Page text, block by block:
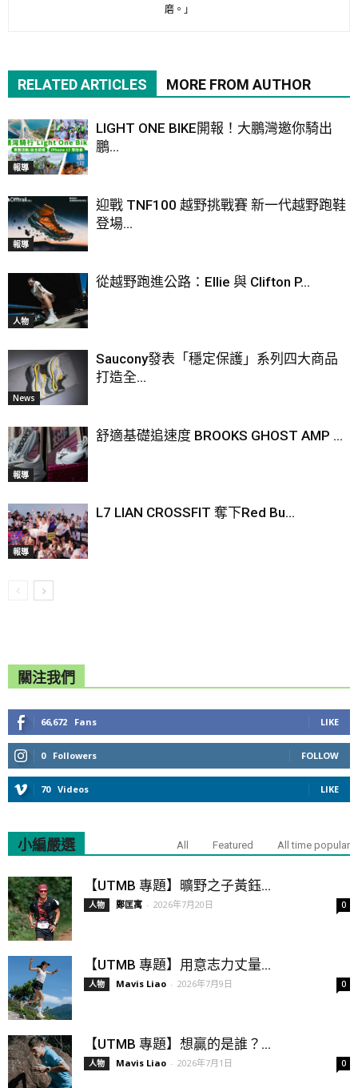
磨。」
RELATED ARTICLES MORE FROM AUTHOR
報導
LIGHT ONE BIKE開報！大鵬灣邀你騎出
鵬...
報導
迎戰 TNF100 越野挑戰賽 新一代越野跑鞋
登場...
人物
從越野跑進公路：Ellie 與 Clifton P...
News
Saucony發表「穩定保護」系列四大商品
打造全...
報導
舒適基礎追速度 BROOKS GHOST AMP ...
報導
L7 LIAN CROSSFIT 奪下Red Bu...
關注我們
66,672 Fans LIKE
0 Followers FOLLOW
70 Videos LIKE
小編嚴選 All Featured All time popular
【UTMB 專題】曠野之子黃鈺...
人物 鄭匡寓 - 2026年7月20日 0
【UTMB 專題】用意志力丈量...
人物 Mavis Liao - 2026年7月9日 0
【UTMB 專題】想贏的是誰？...
人物 Mavis Liao - 2026年7月1日 0